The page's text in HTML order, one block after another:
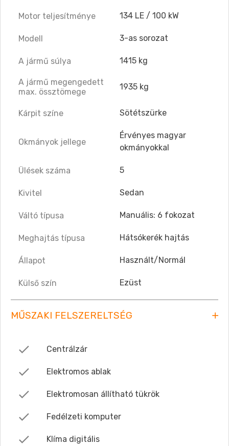
Motor teljesítménye 134 LE / 100 kW
Modell 3-as sorozat
A jármű súlya 1415 kg
A jármű megengedett
max. össztömege
1935 kg
Kárpit színe Sötétszürke
Okmányok jellege
Érvényes magyar
okmányokkal
Ülések száma 5
Kivitel Sedan
Váltó típusa Manuális: 6 fokozat
Meghajtás típusa Hátsókerék hajtás
Állapot Használt/Normál
Külső szín Ezüst
MŰSZAKI FELSZERELTSÉG
Centrálzár
Elektromos ablak
Elektromosan állítható tükrök
Fedélzeti komputer
Klíma digitális